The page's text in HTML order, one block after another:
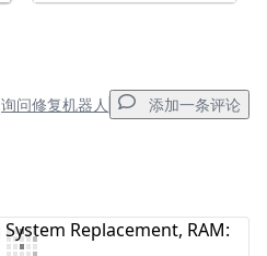
询问修复机器人 添加一条评论